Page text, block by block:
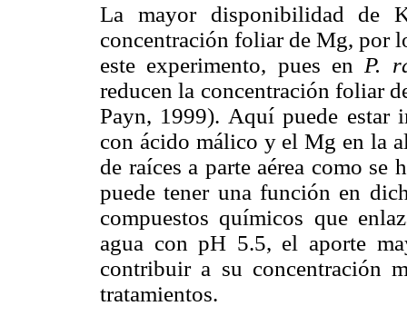
La mayor disponibilidad de
concentración foliar de Mg, por
este experimento, pues en P.
reducen la concentración foliar
Payn, 1999). Aquí puede estar
con ácido málico y el Mg en la
de raíces a parte aérea como se
puede tener una función en
compuestos químicos que
agua con pH 5.5, el aporte
contribuir a su concentración
tratamientos.